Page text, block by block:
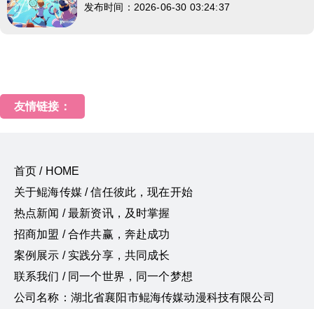
发布时间：2026-06-30 03:24:37
友情链接：
首页 / HOME
关于鲲海传媒 / 信任彼此，现在开始
热点新闻 / 最新资讯，及时掌握
招商加盟 / 合作共赢，奔赴成功
案例展示 / 实践分享，共同成长
联系我们 / 同一个世界，同一个梦想
公司名称：湖北省襄阳市鲲海传媒动漫科技有限公司